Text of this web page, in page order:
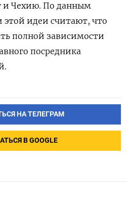
и Чехию. По данным
этой идеи считают, что
полной зависимости
посредника
НА ТЕЛЕГРАМ
В GOOGLE